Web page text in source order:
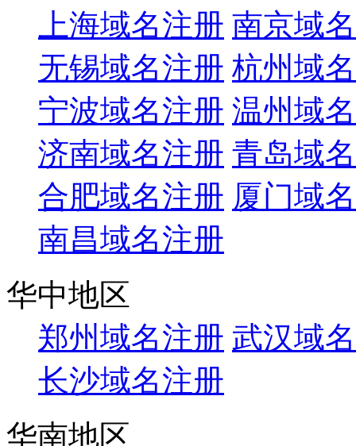
上海域名注册 南京域
无锡域名注册 杭州域
宁波域名注册 温州域
济南域名注册 青岛域
合肥域名注册 厦门域
南昌域名注册
华中地区
郑州域名注册 武汉域
长沙域名注册
华南地区